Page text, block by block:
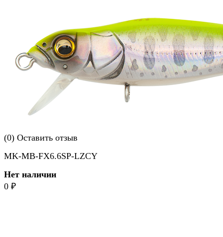
(0) Оставить отзыв
MK-MB-FX6.6SP-LZCY
Нет наличии
0 ₽